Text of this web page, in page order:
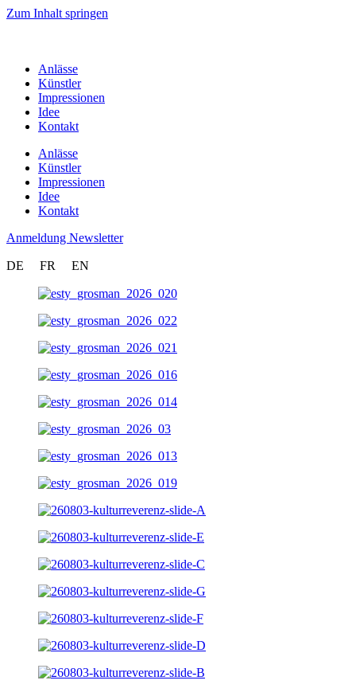
Zum Inhalt springen
Anlässe
Künstler
Impressionen
Idee
Kontakt
Anlässe
Künstler
Impressionen
Idee
Kontakt
Anmeldung Newsletter
DE FR EN